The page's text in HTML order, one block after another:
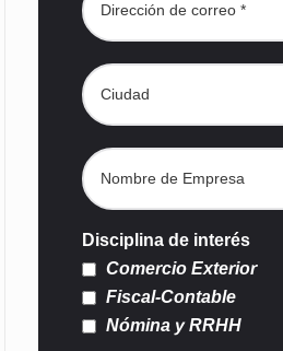
Disciplina de interés
Comercio Exterior
Fiscal-Contable
Nómina y RRHH